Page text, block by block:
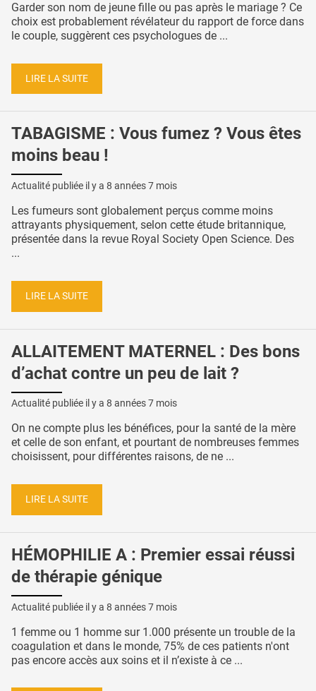
Garder son nom de jeune fille ou pas après le mariage ? Ce
choix est probablement révélateur du rapport de force dans
le couple, suggèrent ces psychologues de ...
LIRE LA SUITE
TABAGISME : Vous fumez ? Vous êtes
moins beau !
Actualité publiée il y a 8 années 7 mois
Les fumeurs sont globalement perçus comme moins
attrayants physiquement, selon cette étude britannique,
présentée dans la revue Royal Society Open Science. Des
...
LIRE LA SUITE
ALLAITEMENT MATERNEL : Des bons
d’achat contre un peu de lait ?
Actualité publiée il y a 8 années 7 mois
On ne compte plus les bénéfices, pour la santé de la mère
et celle de son enfant, et pourtant de nombreuses femmes
choisissent, pour différentes raisons, de ne ...
LIRE LA SUITE
HÉMOPHILIE A : Premier essai réussi
de thérapie génique
Actualité publiée il y a 8 années 7 mois
1 femme ou 1 homme sur 1.000 présente un trouble de la
coagulation et dans le monde, 75% de ces patients n'ont
pas encore accès aux soins et il n’existe à ce ...